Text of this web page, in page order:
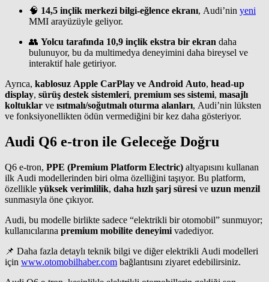
🧠 14,5 inçlik merkezi bilgi-eğlence ekranı, Audi’nin yeni
MMI arayüzüyle geliyor.
👥 Yolcu tarafında 10,9 inçlik ekstra bir ekran daha
bulunuyor, bu da multimedya deneyimini daha bireysel ve
interaktif hale getiriyor.
Ayrıca, kablosuz Apple CarPlay ve Android Auto, head-up
display, sürüş destek sistemleri, premium ses sistemi, masajlı
koltuklar ve ısıtmalı/soğutmalı oturma alanları, Audi’nin lüksten
ve fonksiyonellikten ödün vermediğini bir kez daha gösteriyor.
Audi Q6 e-tron ile Geleceğe Doğru
Q6 e-tron, PPE (Premium Platform Electric) altyapısını kullanan
ilk Audi modellerinden biri olma özelliğini taşıyor. Bu platform,
özellikle yüksek verimlilik, daha hızlı şarj süresi ve uzun menzil
sunmasıyla öne çıkıyor.
Audi, bu modelle birlikte sadece “elektrikli bir otomobil” sunmuyor;
kullanıcılarına premium mobilite deneyimi vadediyor.
📌 Daha fazla detaylı teknik bilgi ve diğer elektrikli Audi modelleri
için www.otomobilhaber.com bağlantısını ziyaret edebilirsiniz.